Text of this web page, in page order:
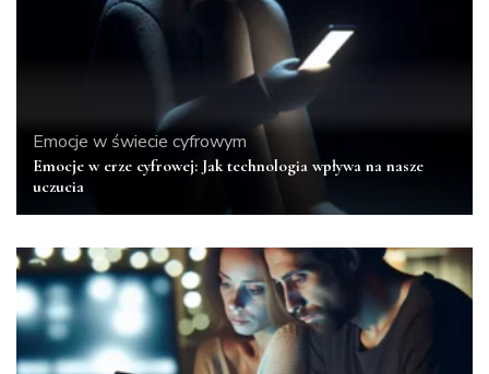
Emocje w świecie cyfrowym
Emocje w erze cyfrowej: Jak technologia wpływa na nasze
uczucia